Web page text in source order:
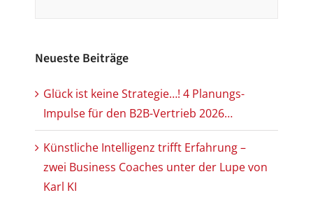
Neueste Beiträge
Glück ist keine Strategie…! 4 Planungs-
Impulse für den B2B-Vertrieb 2026…
Künstliche Intelligenz trifft Erfahrung –
zwei Business Coaches unter der Lupe von
Karl KI